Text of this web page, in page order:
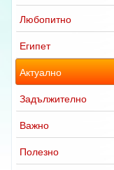
Любопитно
Египет
Актуално
Задължително
Важно
Полезно